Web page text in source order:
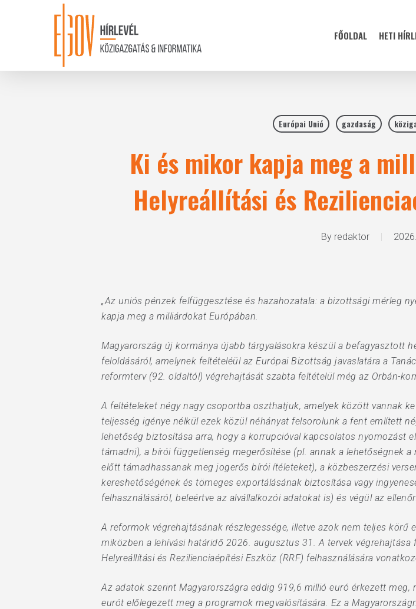
Hit enter to search or ESC to close
FŐOLDAL HETI
Európai Unió gazdaság
Ki és mikor kapja meg a
Helyreállítási és
By redaktor
„Az uniós pénzek felfüggesztése és hazahozatala: a bizottsági mérleg
kapja meg a milliárdokat Európában.
Magyarország új kormánya újabb tárgyalásokra készül a befagyasztott
feloldásáról, amelynek feltételéül az Európai Bizottság javaslatára a
reformterv (92. oldaltól) végrehajtását szabta feltételül még az Orbán-
A feltételeket négy nagy csoportba oszthatjuk, amelyek között vannak
teljesség igénye nélkül ezek közül néhányat felsorolunk a fent említett
lehetőség biztosítása arra, hogy a korrupcióval kapcsolatos nyomozást
támadni), a bírói függetlenség megerősítése (pl. annak a lehetőségnek
előtt támadhassanak meg jogerős bírói ítéleteket), a közbeszerzési
kereshetőségének és tömeges exportálásának biztosítása vagy
felhasználásáról, beleértve az alvállalkozói adatokat is) és végül az
A reformok végrehajtásának részlegessége, illetve azok nem teljes körű
miközben a lehívási határidő 2026. augusztus 31. A tervek
Helyreállítási és Rezilienciaépítési Eszköz (RRF) felhasználására
Az adatok szerint Magyarországra eddig 919,6 millió euró érkezett
eurót előlegezett meg a programok megvalósítására. Ez a